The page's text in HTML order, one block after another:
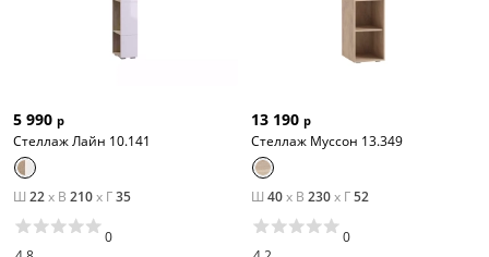
5 990 р
Стеллаж Лайн 10.141
Ш 22x В 210x Г35
0
13 190 р
Стеллаж Муссон 13.349
Ш 40x В 230x Г52
0